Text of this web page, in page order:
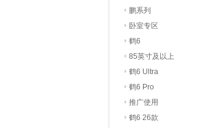
鹏系列
卧室专区
鹤6
85英寸及以上
鹤6 Ultra
鹤6 Pro
推广使用
鹤6 26款